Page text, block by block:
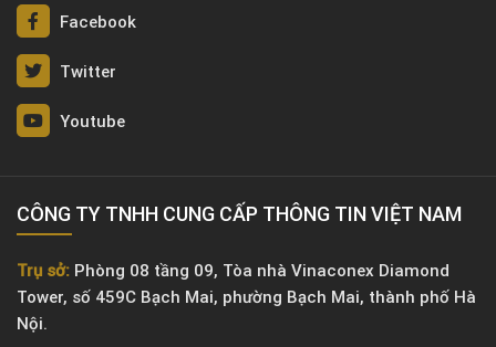
Facebook
Twitter
Youtube
CÔNG TY TNHH CUNG CẤP THÔNG TIN VIỆT NAM
Trụ sở: Phòng 08 tầng 09, Tòa nhà Vinaconex Diamond
Tower, số 459C Bạch Mai, phường Bạch Mai, thành phố Hà
Nội.